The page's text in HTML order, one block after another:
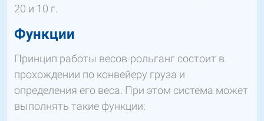
20 и 10 г.
Функции
Принцип работы весов-рольганг состоит в
прохождении по конвейеру груза и
определения его веса. При этом система может
выполнять такие функции: